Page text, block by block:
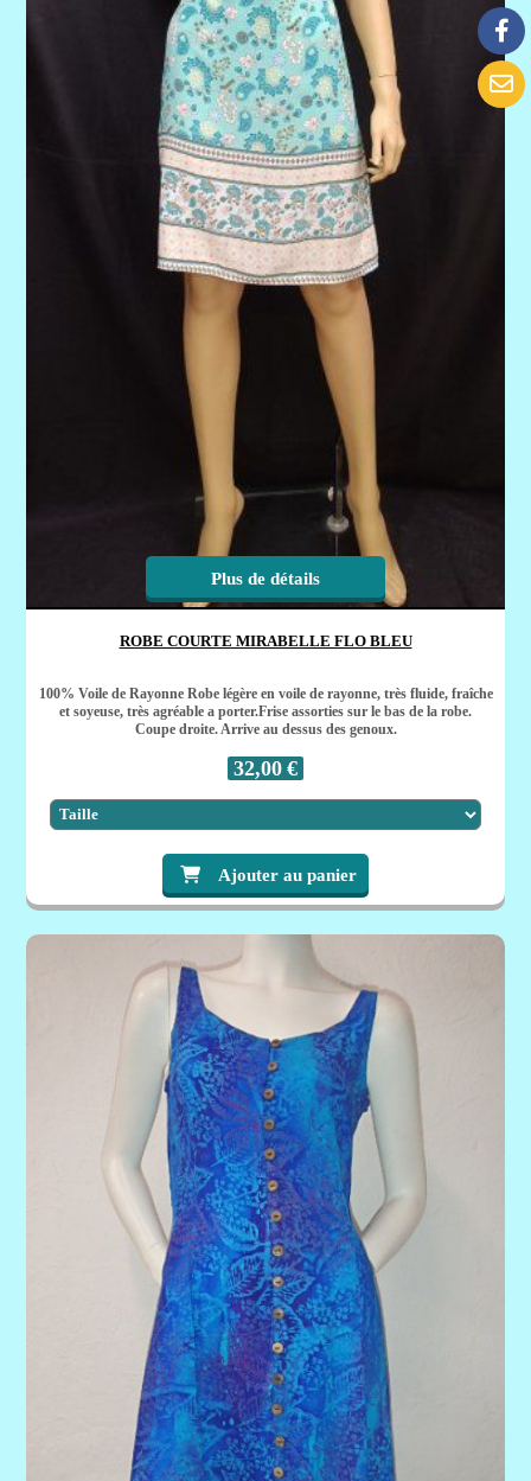
Plus de détails
ROBE COURTE MIRABELLE FLO BLEU
100% Voile de Rayonne Robe légère en voile de rayonne, très fluide, fraîche
et soyeuse, très agréable a porter.Frise assorties sur le bas de la robe.
Coupe droite. Arrive au dessus des genoux.
32,00 €
Ajouter au panier